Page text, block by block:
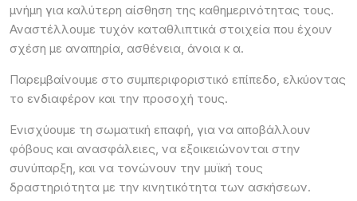
μνήμη για καλύτερη αίσθηση της καθημερινότητας τους.
Αναστέλλουμε τυχόν καταθλιπτικά στοιχεία που έχουν
σχέση με αναπηρία, ασθένεια, άνοια κ α.
Παρεμβαίνουμε στο συμπεριφοριστικό επίπεδο, ελκύοντας
το ενδιαφέρον και την προσοχή τους.
Ενισχύουμε τη σωματική επαφή, για να αποβάλλουν
φόβους και ανασφάλειες, να εξοικειώνονται στην
συνύπαρξη, και να τονώνουν την μυϊκή τους
δραστηριότητα με την κινητικότητα των ασκήσεων.